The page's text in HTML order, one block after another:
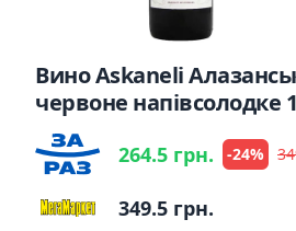
Вино Askaneli
червоне напівсолодке
264.5 грн. -24%
349.5 грн.